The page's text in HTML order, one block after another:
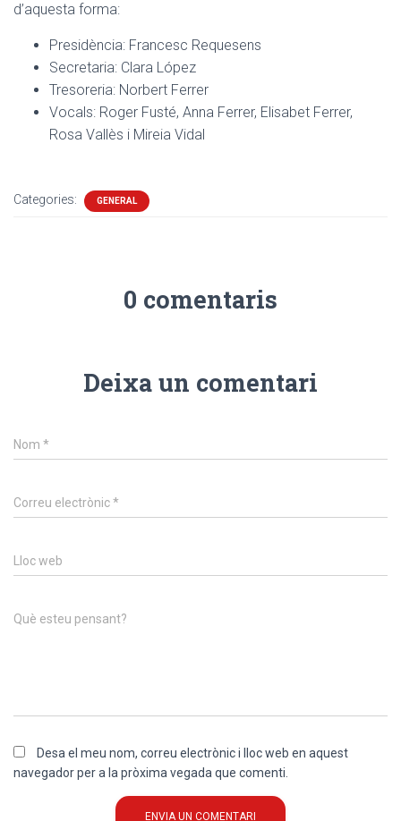
d’aquesta forma:
Presidència: Francesc Requesens
Secretaria: Clara López
Tresoreria: Norbert Ferrer
Vocals: Roger Fusté, Anna Ferrer, Elisabet Ferrer,
Rosa Vallès i Mireia Vidal
Categories: GENERAL
0 comentaris
Deixa un comentari
Nom *
Correu electrònic*
Lloc web
Què esteu pensant?
Desa el meu nom, correu electrònic i lloc web en aquest
navegador per a la pròxima vegada que comenti.